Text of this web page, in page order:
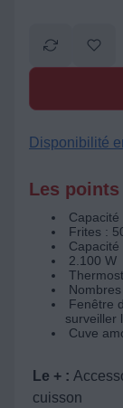
Disponibilité
Les
Capacité
Frites :
2.100 W
Fenêtre
surveiller
Cuve
Le + :
cuisson